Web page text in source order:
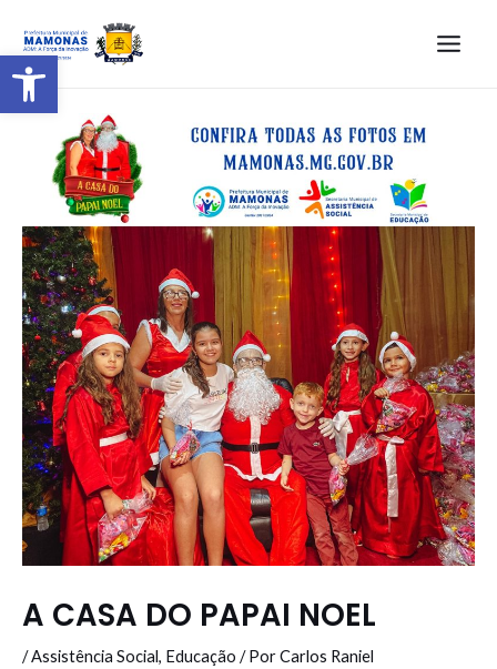
Barra de Ferramentas Aberta
A CASA DO PAPAI NOEL
/Assistência Social, Educação / PorCarlos Raniel